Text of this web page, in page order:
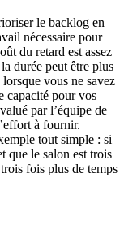
le backlog en
nécessaire pour
du retard est assez
durée peut être plus
vous ne savez
capacité pour vos
par l’équipe de
à fournir.
tout simple : si
que le salon est trois
fois plus de temps